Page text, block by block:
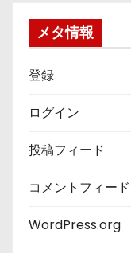
メタ情報
登録
ログイン
投稿フィード
コメントフィード
WordPress.org